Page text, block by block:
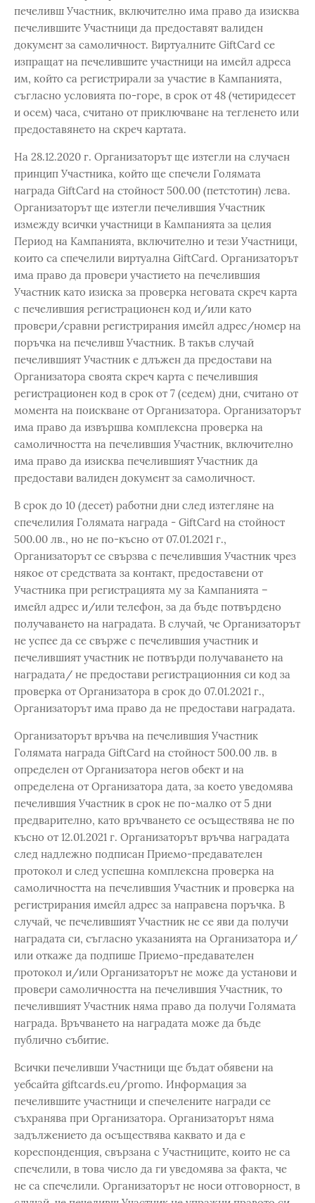
печеливш Участник, включително има право да изисква
печелившите Участници да предоставят валиден
документ за самоличност. Виртуалните GiftCard се
изпращат на печелившите участници на имейл адреса
им, който са регистрирали за участие в Кампанията,
съгласно условията по-горе, в срок от 48 (четиридесет
и осем) часа, считано от приключване на тегленето или
предоставянето на скреч картата.
На 28.12.2020 г. Организаторът ще изтегли на случаен
принцип Участника, който ще спечели Голямата
награда GiftCard на стойност 500.00 (петстотин) лева.
Организаторът ще изтегли печелившия Участник
измежду всички участници в Кампанията за целия
Период на Кампанията, включително и тези Участници,
които са спечелили виртуална GiftCard. Организаторът
има право да провери участието на печелившия
Участник като изиска за проверка неговата скреч карта
с печелившия регистрационен код и/или като
провери/сравни регистрирания имейл адрес/номер на
поръчка на печеливш Участник. В такъв случай
печелившият Участник е длъжен да предостави на
Организатора своята скреч карта с печелившия
регистрационен код в срок от 7 (седем) дни, считано от
момента на поискване от Организатора. Организаторът
има право да извършва комплексна проверка на
самоличността на печелившия Участник, включително
има право да изисква печелившият Участник да
предостави валиден документ за самоличност.
В срок до 10 (десет) работни дни след изтегляне на
спечелилия Голямата награда - GiftCard на стойност
500.00 лв., но не по-късно от 07.01.2021 г.,
Организаторът се свързва с печелившия Участник чрез
някое от средствата за контакт, предоставени от
Участника при регистрацията му за Кампанията –
имейл адрес и/или телефон, за да бъде потвърдено
получаването на наградата. В случай, че Организаторът
не успее да се свърже с печелившия участник и
печелившият участник не потвърди получаването на
наградата/ не предостави регистрационния си код за
проверка от Организатора в срок до 07.01.2021 г.,
Организаторът има право да не предостави наградата.
Организаторът връчва на печелившия Участник
Голямата награда GiftCard на стойност 500.00 лв. в
определен от Организатора негов обект и на
определена от Организатора дата, за което уведомява
печелившия Участник в срок не по-малко от 5 дни
предварително, като връчването се осъществява не по
късно от 12.01.2021 г. Организаторът връчва наградата
след надлежно подписан Приемо-предавателен
протокол и след успешна комплексна проверка на
самоличността на печелившия Участник и проверка на
регистрирания имейл адрес за направена поръчка. В
случай, че печелившият Участник не се яви да получи
наградата си, съгласно указанията на Организатора и/
или откаже да подпише Приемо-предавателен
протокол и/или Организаторът не може да установи и
провери самоличността на печелившия Участник, то
печелившият Участник няма право да получи Голямата
награда. Връчването на наградата може да бъде
публично събитие.
Всички печеливши Участници ще бъдат обявени на
уебсайта giftcards.eu/promo. Информация за
печелившите участници и спечелените награди се
съхранява при Организатора. Организаторът няма
задължението да осъществява каквато и да е
кореспонденция, свързана с Участниците, които не са
спечелили, в това число да ги уведомява за факта, че
не са спечелили. Организаторът не носи отговорност, в